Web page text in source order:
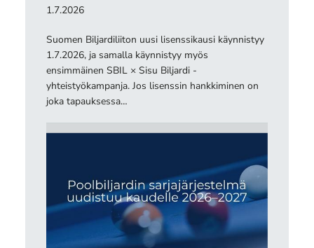
1.7.2026
Suomen Biljardiliiton uusi lisenssikausi käynnistyy
1.7.2026, ja samalla käynnistyy myös
ensimmäinen SBIL × Sisu Biljardi -
yhteistyökampanja. Jos lisenssin hankkiminen on
joka tapauksessa…